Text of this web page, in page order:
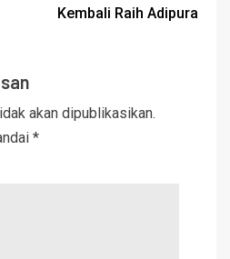
Kembali Raih Adipura
akan dipublikasikan.
*